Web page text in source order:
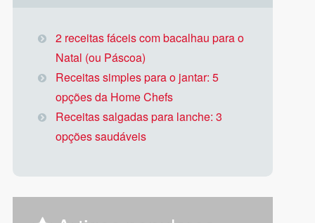
2 receitas fáceis com bacalhau para o
Natal (ou Páscoa)
Receitas simples para o jantar: 5
opções da Home Chefs
Receitas salgadas para lanche: 3
opções saudáveis